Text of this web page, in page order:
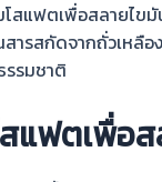
โสแฟตเพื่อสลายไข
ารสกัดจากถั่วเหลื
รรมชาติ
สแฟตเพื่อ